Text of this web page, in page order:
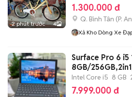
2 phút trước 4
1.300.000 đ
Q. Bình Tân (P.
Xả Kho Dòng Xe
Surface Pro 6 i5
8GB/
Intel Core i5 8 GB
7.999.000 đ